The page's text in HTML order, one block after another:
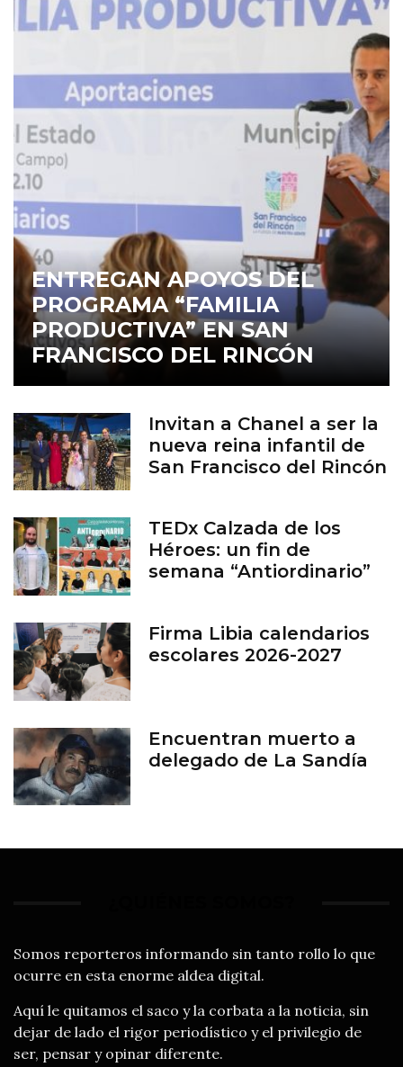
ENTREGAN APOYOS DEL
PROGRAMA “FAMILIA
PRODUCTIVA” EN SAN
FRANCISCO DEL RINCÓN
Invitan a Chanel a ser la
nueva reina infantil de
San Francisco del Rincón
TEDx Calzada de los
Héroes: un fin de
semana “Antiordinario”
Firma Libia calendarios
escolares 2026-2027
Encuentran muerto a
delegado de La Sandía
Somos reporteros informando sin tanto rollo lo que
ocurre en esta enorme aldea digital.
Aquí le quitamos el saco y la corbata a la noticia, sin
dejar de lado el rigor periodístico y el privilegio de
ser, pensar y opinar diferente.